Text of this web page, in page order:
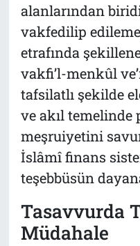
alanlarından
vakfedilip
etrafında
vakfi’l-menkûl
tafsilatlı şekilde
ve akıl temelinde
meşruiyetini
İslâmî finans
teşebbüsün
Tasavvurda
Müdahale